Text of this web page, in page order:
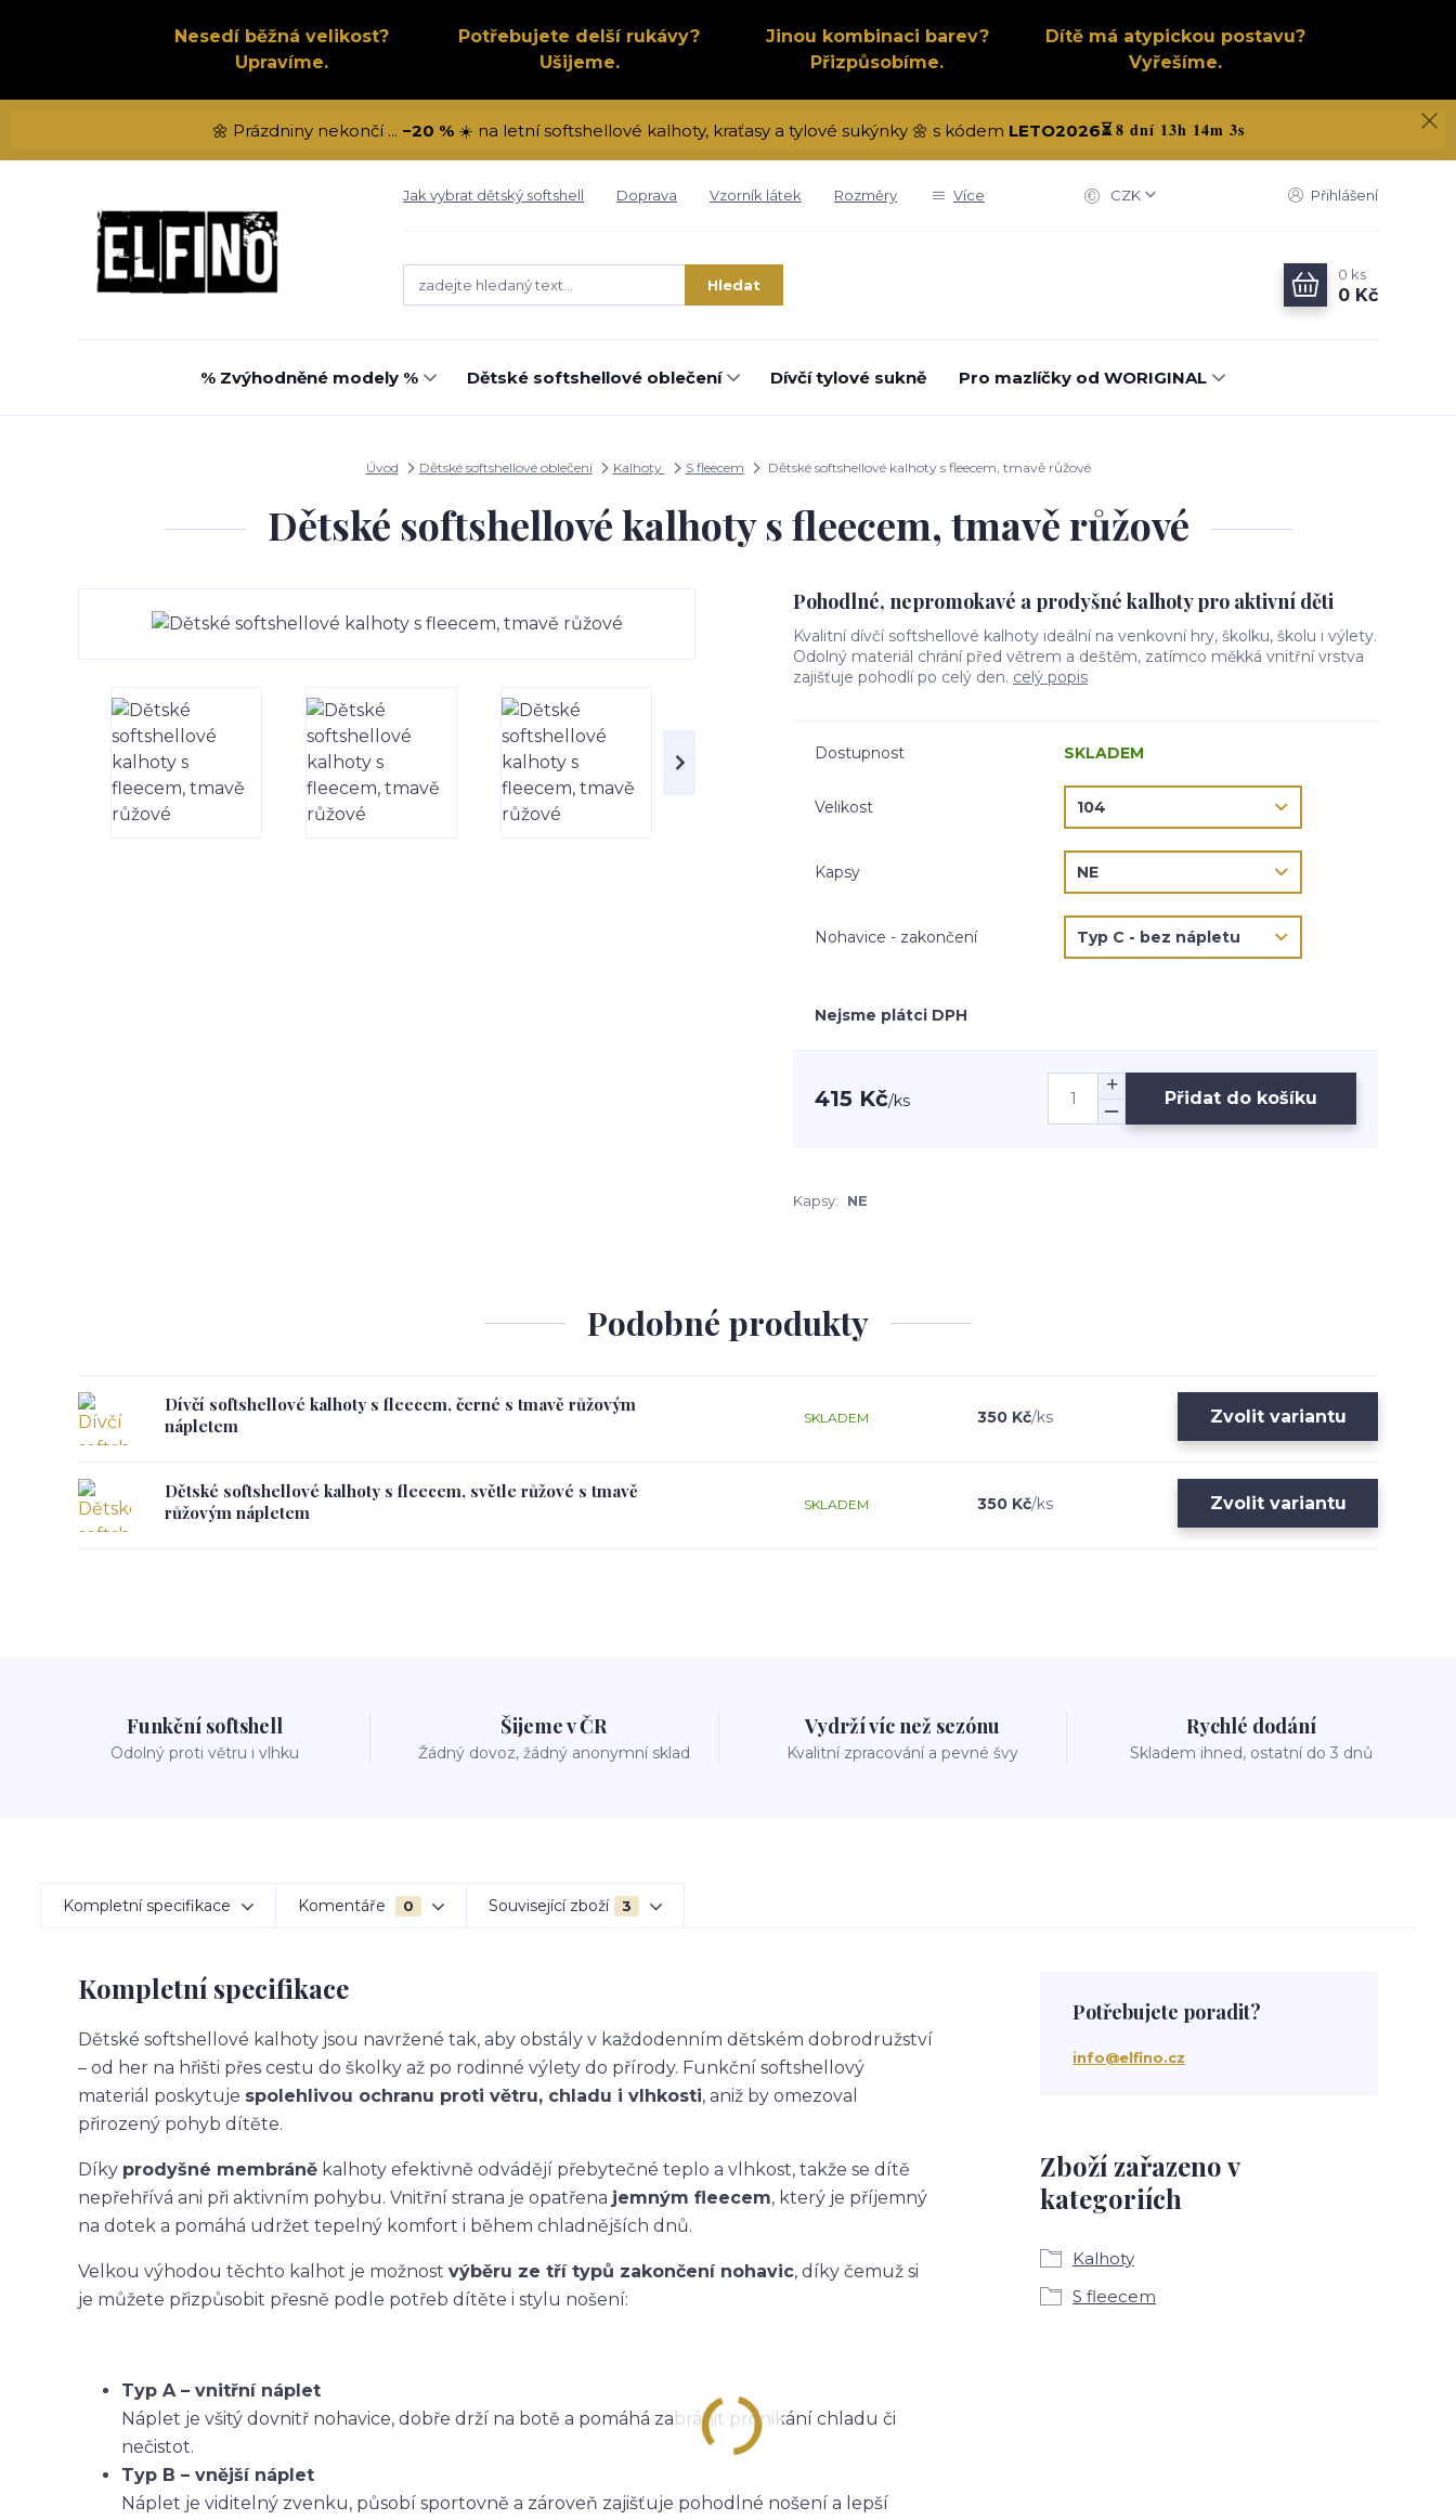
Nesedí běžná velikost?
Upravíme.
Potřebujete delší rukávy?
Ušijeme.
Jinou kombinaci barev?
Přizpůsobíme.
Dítě má atypickou postavu?
Vyřešíme.
🌼 Prázdniny nekončí ... −20 %☀️ na letní softshellové kalhoty, kraťasy a tylové sukýnky 🌼 s kódem LETO2026⏳8 dní 13h 14m 2s
Jak vybrat dětský softshell Doprava Vzorník látek Rozměry Více CZK Přihlášení
Hledat
0 ks
0 Kč
% Zvýhodněné modely % Dětské softshellové oblečení Dívčí tylové sukně Pro mazlíčky od WORIGINAL
Úvod Dětské softshellové oblečení Kalhoty S fleecem Dětské softshellové kalhoty s fleecem, tmavě růžové
Dětské softshellové kalhoty s fleecem, tmavě růžové
Pohodlné, nepromokavé a prodyšné kalhoty pro aktivní děti
Kvalitní dívčí softshellové kalhoty ideální na venkovní hry, školku, školu i výlety.
Odolný materiál chrání před větrem a deštěm, zatímco měkká vnitřní vrstva
zajišťuje pohodlí po celý den. celý popis
Dostupnost SKLADEM
Velikost
Kapsy
Nohavice - zakončení
Nejsme plátci DPH
415 Kč/ks Přidat do košíku
Kapsy: NE
Podobné produkty
Dívčí softshellové kalhoty s fleecem, černé s tmavě růžovým
nápletem
350 Kč/ks
SKLADEM Zvolit variantu
Dětské softshellové kalhoty s fleecem, světle růžové s tmavě
růžovým nápletem
350 Kč/ks
SKLADEM Zvolit variantu
Funkční softshell
Odolný proti větru i vlhku
Šijeme v ČR
Žádný dovoz, žádný anonymní sklad
Vydrží víc než sezónu
Kvalitní zpracování a pevné švy
Rychlé dodání
Skladem ihned, ostatní do 3 dnů
Kompletní specifikace Komentáře 0 Související zboží 3
Kompletní specifikace
Dětské softshellové kalhoty jsou navržené tak, aby obstály v každodenním dětském dobrodružství
– od her na hřišti přes cestu do školky až po rodinné výlety do přírody. Funkční softshellový
materiál poskytuje spolehlivou ochranu proti větru, chladu i vlhkosti, aniž by omezoval
přirozený pohyb dítěte.
Díky prodyšné membráně kalhoty efektivně odvádějí přebytečné teplo a vlhkost, takže se dítě
nepřehřívá ani při aktivním pohybu. Vnitřní strana je opatřena jemným fleecem, který je příjemný
na dotek a pomáhá udržet tepelný komfort i během chladnějších dnů.
Velkou výhodou těchto kalhot je možnost výběru ze tří typů zakončení nohavic, díky čemuž si
je můžete přizpůsobit přesně podle potřeb dítěte i stylu nošení:
Typ A – vnitřní náplet
Náplet je všitý dovnitř nohavice, dobře drží na botě a pomáhá zabránit pronikání chladu či
nečistot.
Typ B – vnější náplet
Náplet je viditelný zvenku, působí sportovně a zároveň zajišťuje pohodlné nošení a lepší
Zboží zařazeno v
kategoriích
Kalhoty
S fleecem
Potřebujete poradit?
info@elfino.cz